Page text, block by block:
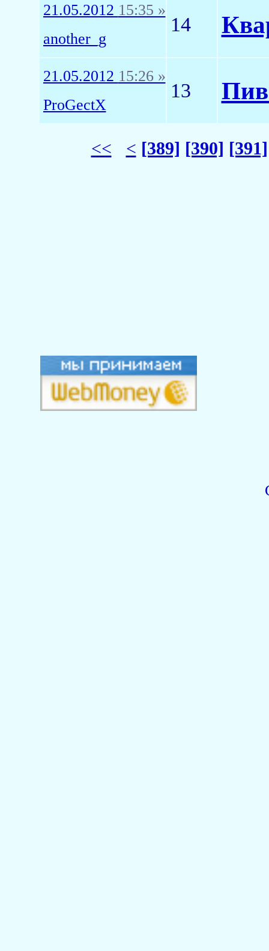
21.05.2012 15:35 »
another_g
14
21.05.2012 15:26 »
ProGectX
13
<< < [389] [390] [391]